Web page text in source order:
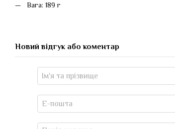
Вага: 189 г
Новий відгук або коментар